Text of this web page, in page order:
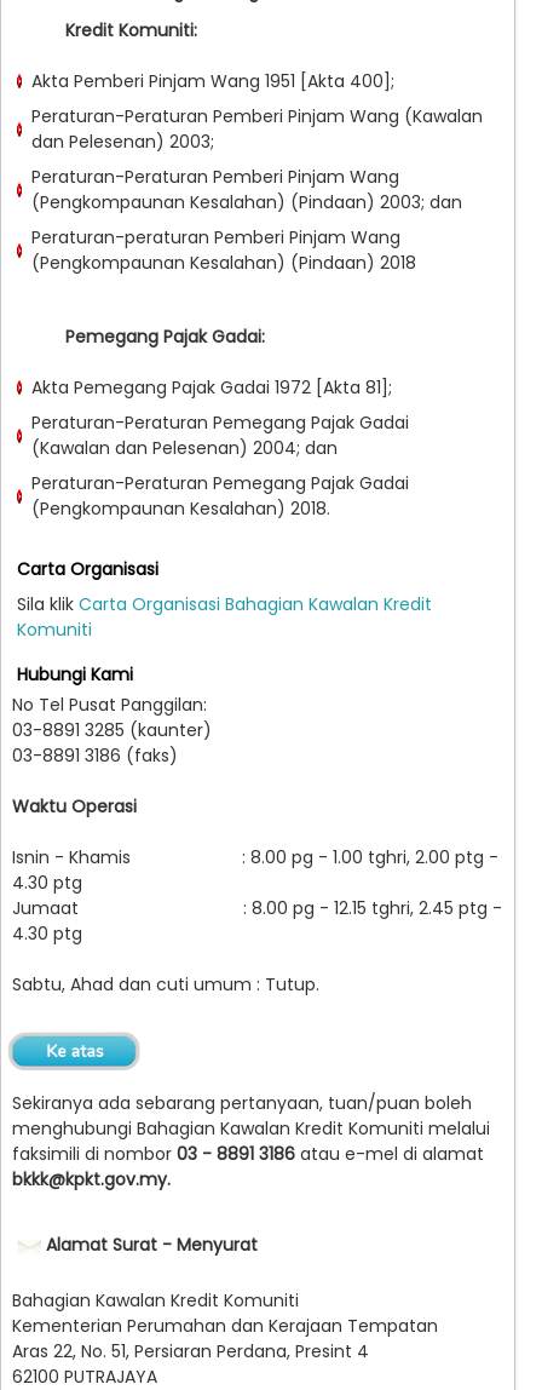
Kredit Komuniti:
Akta Pemberi Pinjam Wang 1951 [Akta 400];
Peraturan-Peraturan Pemberi Pinjam Wang (Kawalan
dan Pelesenan) 2003;
Peraturan-Peraturan Pemberi Pinjam Wang
(Pengkompaunan Kesalahan) (Pindaan) 2003; dan
Peraturan-peraturan Pemberi Pinjam Wang
(Pengkompaunan Kesalahan) (Pindaan) 2018
Pemegang Pajak Gadai:
Akta Pemegang Pajak Gadai 1972 [Akta 81];
Peraturan-Peraturan Pemegang Pajak Gadai
(Kawalan dan Pelesenan) 2004; dan
Peraturan-Peraturan Pemegang Pajak Gadai
(Pengkompaunan Kesalahan) 2018.
Carta Organisasi
Sila klik Carta Organisasi Bahagian Kawalan Kredit
Komuniti
Hubungi Kami
No Tel Pusat Panggilan:
03-8891 3285 (kaunter)
03-8891 3186 (faks)
Waktu Operasi
Isnin - Khamis : 8.00 pg - 1.00 tghri, 2.00 ptg -
4.30 ptg
Jumaat : 8.00 pg - 12.15 tghri, 2.45 ptg -
4.30 ptg
Sabtu, Ahad dan cuti umum : Tutup.
Sekiranya ada sebarang pertanyaan, tuan/puan boleh
menghubungi Bahagian Kawalan Kredit Komuniti melalui
faksimili di nombor 03 - 8891 3186 atau e-mel di alamat
bkkk@kpkt.gov.my.
Alamat Surat - Menyurat
Bahagian Kawalan Kredit Komuniti
Kementerian Perumahan dan Kerajaan Tempatan
Aras 22, No. 51, Persiaran Perdana, Presint 4
62100 PUTRAJAYA